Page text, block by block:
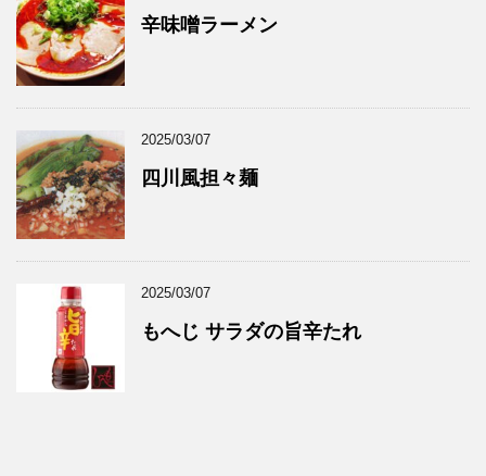
辛味噌ラーメン
2025/03/07
四川風担々麺
2025/03/07
もへじ サラダの旨辛たれ